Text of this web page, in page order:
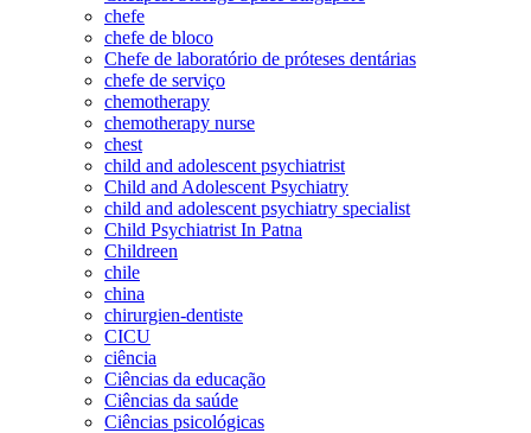
chefe
chefe de bloco
Chefe de laboratório de próteses dentárias
chefe de serviço
chemotherapy
chemotherapy nurse
chest
child and adolescent psychiatrist
Child and Adolescent Psychiatry
child and adolescent psychiatry specialist
Child Psychiatrist In Patna
Childreen
chile
china
chirurgien-dentiste
CICU
ciência
Ciências da educação
Ciências da saúde
Ciências psicológicas